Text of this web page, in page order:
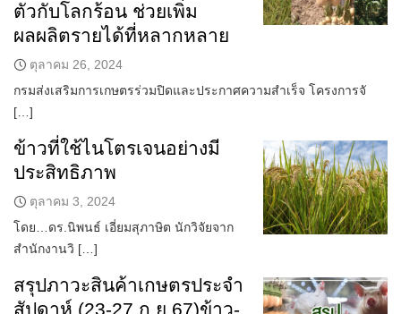
ตัวกับโลกร้อน ช่วยเพิ่ม
ผลผลิตรายได้ที่หลากหลาย
ตุลาคม 26, 2024
กรมส่งเสริมการเกษตรร่วมปิดและประกาศความสำเร็จ โครงการจั
[…]
ข้าวที่ใช้ไนโตรเจนอย่างมี
ประสิทธิภาพ
ตุลาคม 3, 2024
โดย…ดร.นิพนธ์ เอี่ยมสุภาษิต นักวิจัยจาก
สำนักงานวิ […]
สรุปภาวะสินค้าเกษตรประจำ
สัปดาห์ (23-27 ก.ย.67)ข้าว-